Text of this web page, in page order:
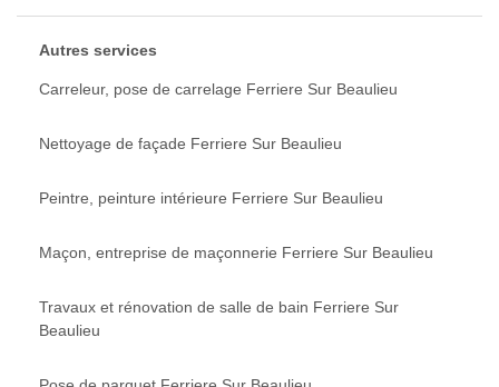
Autres services
Carreleur, pose de carrelage Ferriere Sur Beaulieu
Nettoyage de façade Ferriere Sur Beaulieu
Peintre, peinture intérieure Ferriere Sur Beaulieu
Maçon, entreprise de maçonnerie Ferriere Sur Beaulieu
Travaux et rénovation de salle de bain Ferriere Sur
Beaulieu